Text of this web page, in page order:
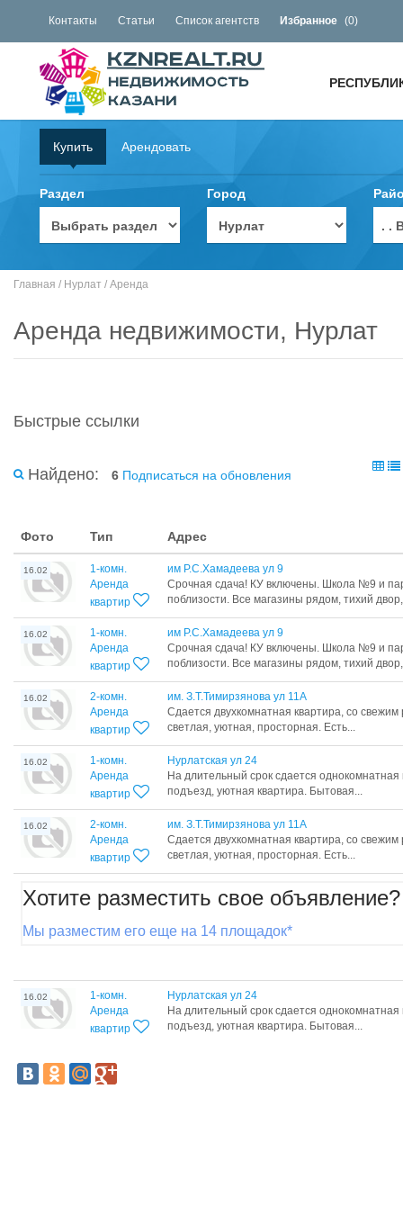
Контакты Статьи Список агентств Избранное (0)
Купить Арендовать
Раздел Город
. .
Главная / Нурлат / Аренда
Аренда недвижимости, Нурлат
Быстрые ссылки
Найдено: 6 Подписаться на обновления
Фото Тип Адрес
16.02
1-комн.
Аренда
квартир
им Р.С.Хамадеева ул 9
Срочная сдача! КУ включены. Школа №9 и
поблизости. Все магазины рядом, тихий
16.02
1-комн.
Аренда
квартир
им Р.С.Хамадеева ул 9
Срочная сдача! КУ включены. Школа №9 и
поблизости. Все магазины рядом, тихий
16.02
2-комн.
Аренда
квартир
им. З.Т.Тимирзянова ул 11А
Сдается двухкомнатная квартира, со
светлая, уютная, просторная. Есть...
16.02
1-комн.
Аренда
квартир
Нурлатская ул 24
На длительный срок сдается
подъезд, уютная квартира. Бытовая...
16.02
2-комн.
Аренда
квартир
им. З.Т.Тимирзянова ул 11А
Сдается двухкомнатная квартира, со
светлая, уютная, просторная. Есть...
Хотите разместить свое объявление?
Мы разместим его еще на 14 площадок*
16.02
1-комн.
Аренда
квартир
Нурлатская ул 24
На длительный срок сдается
подъезд, уютная квартира. Бытовая...